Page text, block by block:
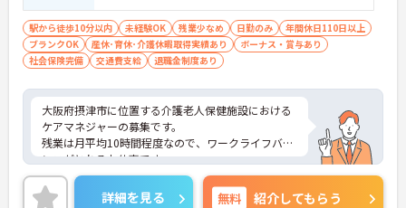
駅から徒歩10分以内 未経験OK 残業少なめ 日勤のみ
年間休日110日以上
ブランクOK
産休･育休･介護休暇取得実績あり
ボーナス・賞与あり
社会保険完備
交通費支給 退職金制度あり
大阪府摂津市に位置する介護老人保健施設における
ケアマネジャーの募集です。
残業は月平均10時間程度なので、ワークライフバラ
ンスがとれるお仕事です。
ご興味ある方には、面接対策ポイントなど、さらに
詳細をお話しいたしますのでお気軽にご相談くださ
詳細を見る 無料 紹介してもらう